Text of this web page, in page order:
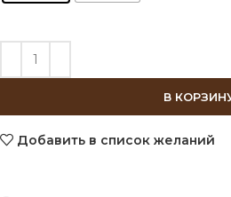
В
Добавить в список желаний